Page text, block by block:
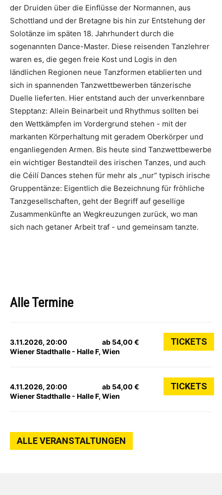
der Druiden über die Einflüsse der Normannen, aus
Schottland und der Bretagne bis hin zur Entstehung der
Solotänze im späten 18. Jahrhundert durch die
sogenannten Dance-Master. Diese reisenden Tanzlehrer
waren es, die gegen freie Kost und Logis in den
ländlichen Regionen neue Tanzformen etablierten und
sich in spannenden Tanzwettbewerben tänzerische
Duelle lieferten. Hier entstand auch der unverkennbare
Stepptanz: Allein Beinarbeit und Rhythmus sollten bei
den Wettkämpfen im Vordergrund stehen - mit der
markanten Körperhaltung mit geradem Oberkörper und
enganliegenden Armen. Bis heute sind Tanzwettbewerbe
ein wichtiger Bestandteil des irischen Tanzes, und auch
die Céilí Dances stehen für mehr als „nur“ typisch irische
Gruppentänze: Eigentlich die Bezeichnung für fröhliche
Tanzgesellschaften, geht der Begriff auf gesellige
Zusammenkünfte an Wegkreuzungen zurück, wo man
sich nach getaner Arbeit traf - und gemeinsam tanzte.
Alle Termine
3.11.2026, 20:00
Wiener Stadthalle - Halle F, Wien
ab 54,00 € TICKETS
4.11.2026, 20:00
Wiener Stadthalle - Halle F, Wien
ab 54,00 € TICKETS
ALLE VERANSTALTUNGEN